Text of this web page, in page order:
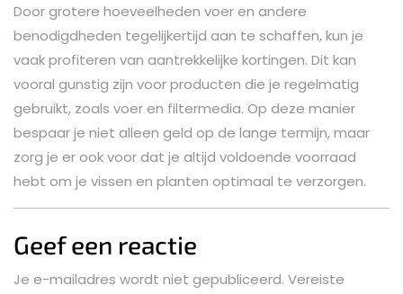
Door grotere hoeveelheden voer en andere
benodigdheden tegelijkertijd aan te schaffen, kun je
vaak profiteren van aantrekkelijke kortingen. Dit kan
vooral gunstig zijn voor producten die je regelmatig
gebruikt, zoals voer en filtermedia. Op deze manier
bespaar je niet alleen geld op de lange termijn, maar
zorg je er ook voor dat je altijd voldoende voorraad
hebt om je vissen en planten optimaal te verzorgen.
Geef een reactie
Je e-mailadres wordt niet gepubliceerd. Vereiste